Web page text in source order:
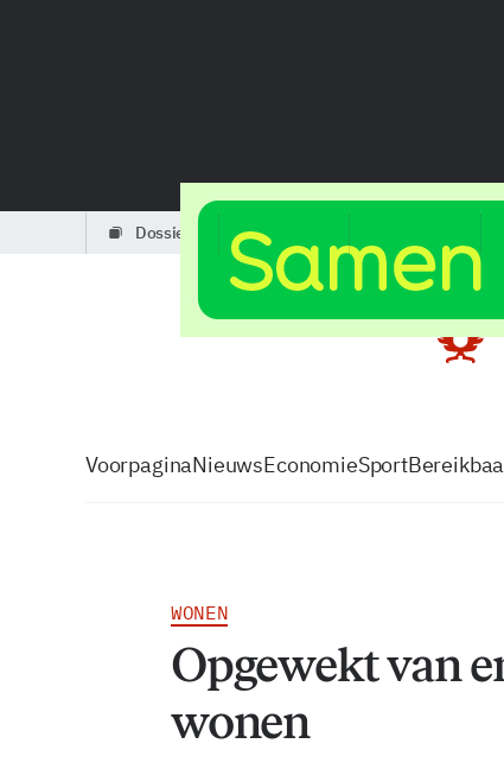
dossiers
VoorpaginaNieuwsEconomieSport
WONEN
Opgewekt van
wonen